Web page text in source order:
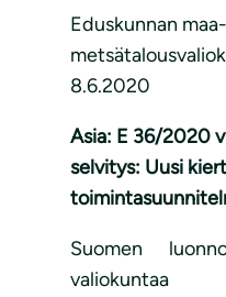
Eduskunnan
8.6.2020
Asia: E 36/2020
selvitys: Uusi
Suomen
valiokuntaa